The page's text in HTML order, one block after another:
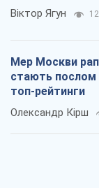
Віктор Ягун
Мер Москви
стають послом
топ-рейтинги
Олександр Кірш